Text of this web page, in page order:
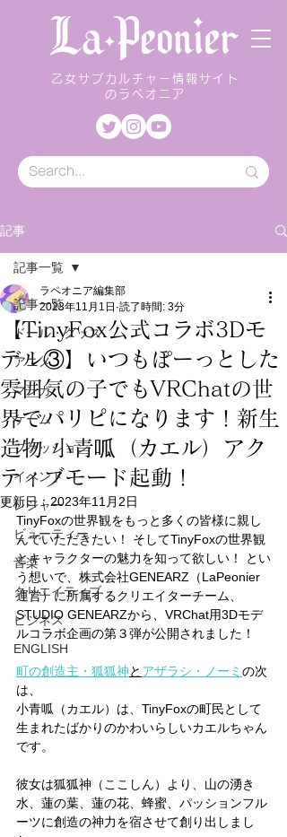
乙女サブカルチャー情報サイト
のラペオニア
記事
記事一覧
ドール・グッズ
アニメ
マンガ
ゲーム
ファッション
イベント
レジャー
ビューティー
音楽
クリエイティブ
ビジネス
ENGLISH
記事一覧
【TinyFox公式コラボ3Dモ
デル③】いつもぽーっとした
雰囲気の子でもVRChatの世
界でパリピになります！新生
造物 小青呱（カエル）アク
ティブモード起動！
ラペオニア編集部
2023年11月1日 読了時間: 3分
更新日：2023年11月2日
TinyFoxの世界観をもっと多くの皆様に親し
んでいただきたい！ そしてTinyFoxの世界観
とキャラクターの魅力を知って欲しい！ とい
う想いで、株式会社GENEARZ（LaPeonier
運営）に所属するクリエイターチーム、
STUDIO GENEARZから、VRChat用3Dモデ
ルコラボ企画の第３弾が公開されました！
町の創造主・狐狐神と アザラシ・ノーミ の次
は、
小青呱（カエル）は、TinyFoxの町民として
生まれたばかりのかわいらしいカエルちゃん
です。
彼女は狐狐神（ここしん）より、山の湧き
水、蓮の葉、蓮の花、蜂蜜、パッションフル
ーツに創造の神力を宿させて創り出しまし